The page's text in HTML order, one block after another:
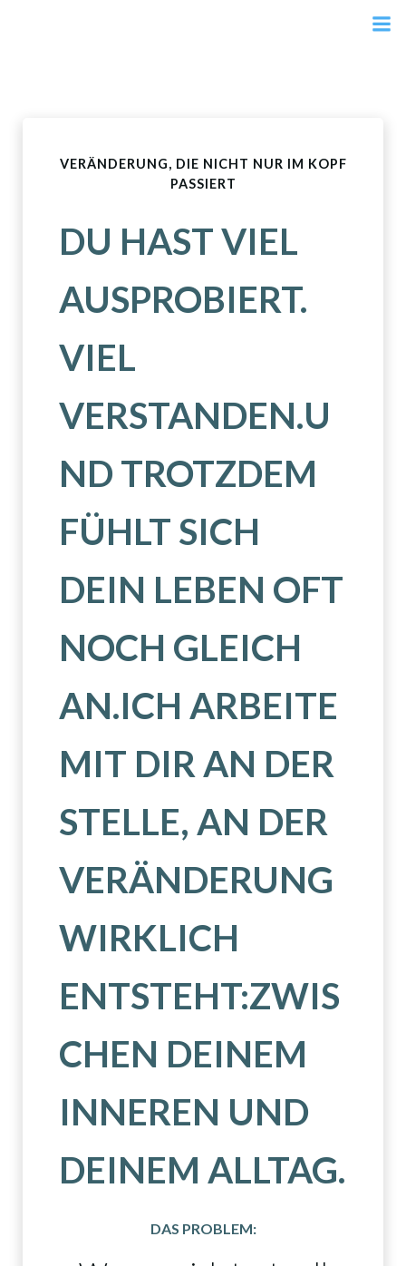
VERÄNDERUNG, DIE NICHT NUR IM KOPF
PASSIERT
DU HAST VIEL
AUSPROBIERT.
VIEL
VERSTANDEN.U
ND TROTZDEM
FÜHLT SICH
DEIN LEBEN OFT
NOCH GLEICH
AN.ICH ARBEITE
MIT DIR AN DER
STELLE, AN DER
VERÄNDERUNG
WIRKLICH
ENTSTEHT:ZWIS
CHEN DEINEM
INNEREN UND
DEINEM ALLTAG.
DAS PROBLEM: